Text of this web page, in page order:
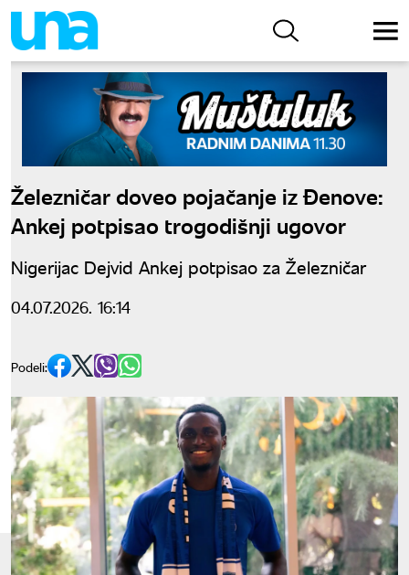
Železničar doveo pojačanje iz Đenove:
Ankej potpisao trogodišnji ugovor
Nigerijac Dejvid Ankej potpisao za Železničar
04.07.2026. 16:14
Podeli: